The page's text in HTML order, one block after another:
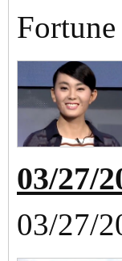
03/27/
03/27/